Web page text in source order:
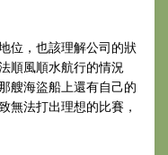
位，也該理解公司的狀
順風順水航行的情況
艘海盜船上還有自己的
無法打出理想的比賽，